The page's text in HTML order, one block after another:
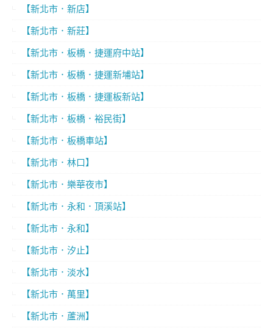
【新北市．新店】
【新北市．新莊】
【新北市．板橋．捷運府中站】
【新北市．板橋．捷運新埔站】
【新北市．板橋．捷運板新站】
【新北市．板橋．裕民街】
【新北市．板橋車站】
【新北市．林口】
【新北市．樂華夜市】
【新北市．永和．頂溪站】
【新北市．永和】
【新北市．汐止】
【新北市．淡水】
【新北市．萬里】
【新北市．蘆洲】